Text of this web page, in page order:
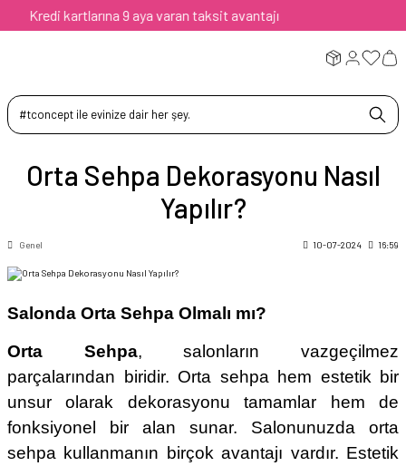
9 aya varan taksit avantajı
Orta Sehpa Dekorasyonu Nasıl
Yapılır?
Genel 10-07-2024 16:59
Salonda Orta Sehpa Olmalı mı?
Orta Sehpa, salonların vazgeçilmez
parçalarından biridir. Orta sehpa hem estetik bir
unsur olarak dekorasyonu tamamlar hem de
fonksiyonel bir alan sunar. Salonunuzda orta
sehpa kullanmanın birçok avantajı vardır. Estetik